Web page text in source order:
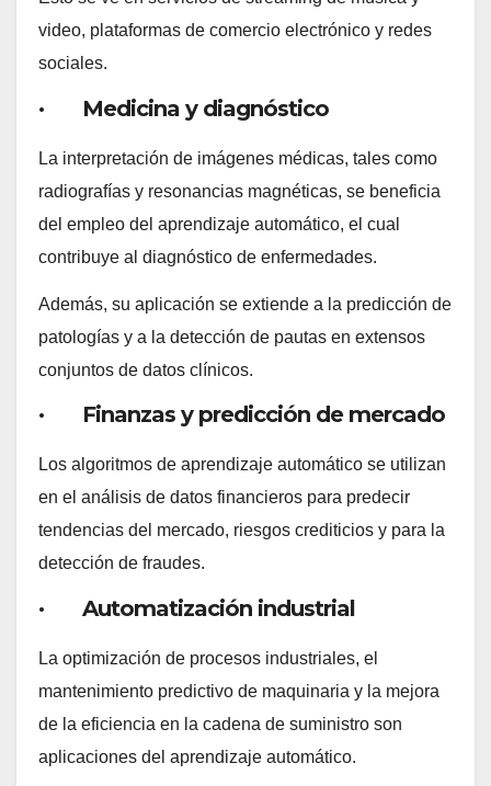
video, plataformas de comercio electrónico y redes
sociales.
· Medicina y diagnóstico
La interpretación de imágenes médicas, tales como
radiografías y resonancias magnéticas, se beneficia
del empleo del aprendizaje automático, el cual
contribuye al diagnóstico de enfermedades.
Además, su aplicación se extiende a la predicción de
patologías y a la detección de pautas en extensos
conjuntos de datos clínicos.
· Finanzas y predicción de mercado
Los algoritmos de aprendizaje automático se utilizan
en el análisis de datos financieros para predecir
tendencias del mercado, riesgos crediticios y para la
detección de fraudes.
· Automatización industrial
La optimización de procesos industriales, el
mantenimiento predictivo de maquinaria y la mejora
de la eficiencia en la cadena de suministro son
aplicaciones del aprendizaje automático.